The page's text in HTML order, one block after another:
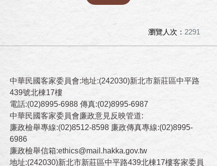
瀏覽人次： 2291
中華民國客家委員會:地址:(242030)新北市新莊區中平路
439號北棟17樓
電話:(02)8995-6988 傳真:(02)8995-6987
中華民國客家委員會廉政意見反映管道:
廉政檢舉專線:(02)8512-8598 廉政傳真專線:(02)8995-
6986
廉政檢舉信箱:ethics@mail.hakka.gov.tw
地址:(242030)新北市新莊區中平路439北棟17樓客家委員